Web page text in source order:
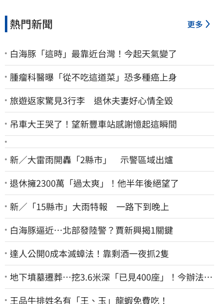
熱門新聞 更多
白海豚「這時」最靠近台灣！今起天氣變了
腫瘤科醫曝「從不吃這道菜」恐多種癌上身
旅遊返家驚見3行李 退休夫妻好心情全毀
吊車大王哭了！望新豐車站感謝憶起這瞬間
新／大雷雨開轟「2縣市」 示警區域出爐
退休擁2300萬「過太爽」！他半年後絕望了
新／「15縣市」大雨特報 一路下到晚上
白海豚逼近…北部發陸警？賈新興揭1關鍵
達人公開0成本滅蟑法！靠剩酒一夜抓2隻
地下墳墓遷葬…挖3.6米深「已見400座」！今辦法會
安撫祖先
王品牛排姓名有「王、玉」龍蝦免費吃！